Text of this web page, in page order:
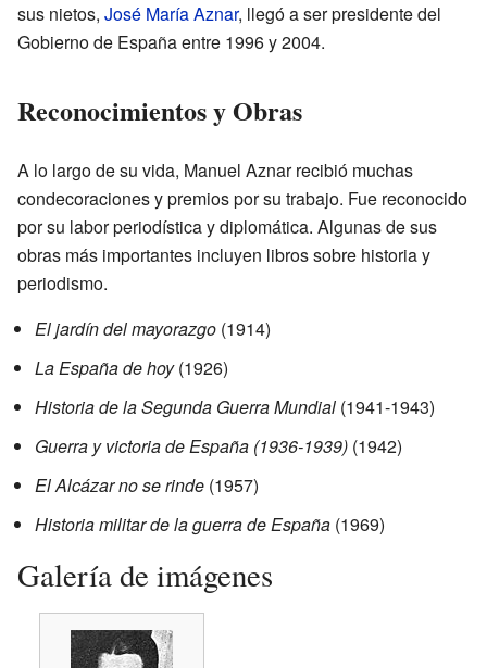
sus nietos, José María Aznar, llegó a ser presidente del
Gobierno de España entre 1996 y 2004.
Reconocimientos y Obras
A lo largo de su vida, Manuel Aznar recibió muchas
condecoraciones y premios por su trabajo. Fue reconocido
por su labor periodística y diplomática. Algunas de sus
obras más importantes incluyen libros sobre historia y
periodismo.
El jardín del mayorazgo (1914)
La España de hoy(1926)
Historia de la Segunda Guerra Mundial (1941-1943)
Guerra y victoria de España (1936-1939) (1942)
El Alcázar no se rinde (1957)
Historia militar de la guerra de España (1969)
Galería de imágenes